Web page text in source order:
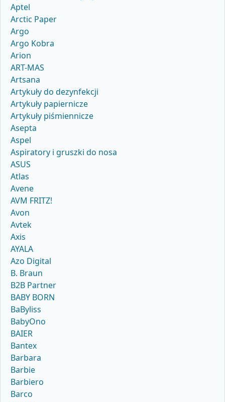
Aptel
Arctic Paper
Argo
Argo Kobra
Arion
ART-MAS
Artsana
Artykuły do dezynfekcji
Artykuły papiernicze
Artykuły piśmiennicze
Asepta
Aspel
Aspiratory i gruszki do nosa
ASUS
Atlas
Avene
AVM FRITZ!
Avon
Avtek
Axis
AYALA
Azo Digital
B. Braun
B2B Partner
BABY BORN
BaByliss
BabyOno
BAIER
Bantex
Barbara
Barbie
Barbiero
Barco